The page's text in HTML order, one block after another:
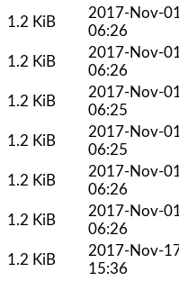
1.2 KiB
2017-Nov-
06:26
1.2 KiB
2017-Nov-
06:26
1.2 KiB
2017-Nov-
06:25
1.2 KiB
2017-Nov-
06:25
1.2 KiB
2017-Nov-
06:26
1.2 KiB
2017-Nov-
06:26
1.2 KiB
2017-Nov-
15:36